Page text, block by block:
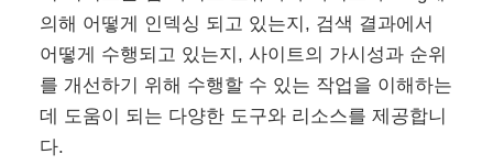
의해 어떻게 인덱싱 되고 있는지, 검색 결과에서
어떻게 수행되고 있는지, 사이트의 가시성과 순위
를 개선하기 위해 수행할 수 있는 작업을 이해하는
데 도움이 되는 다양한 도구와 리소스를 제공합니
다.